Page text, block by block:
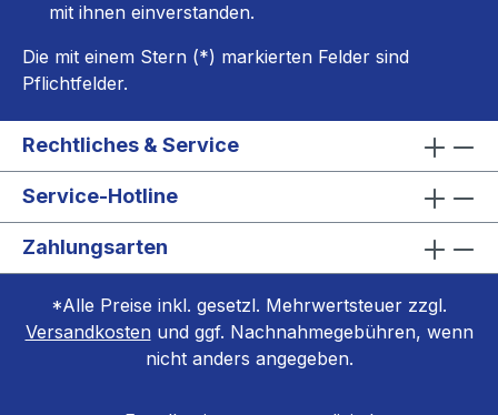
mit ihnen einverstanden.
Die mit einem Stern (*) markierten Felder sind
Pflichtfelder.
Rechtliches & Service
Service-Hotline
Zahlungsarten
*Alle Preise inkl. gesetzl. Mehrwertsteuer zzgl.
Versandkostenund ggf. Nachnahmegebühren, wenn
nicht anders angegeben.